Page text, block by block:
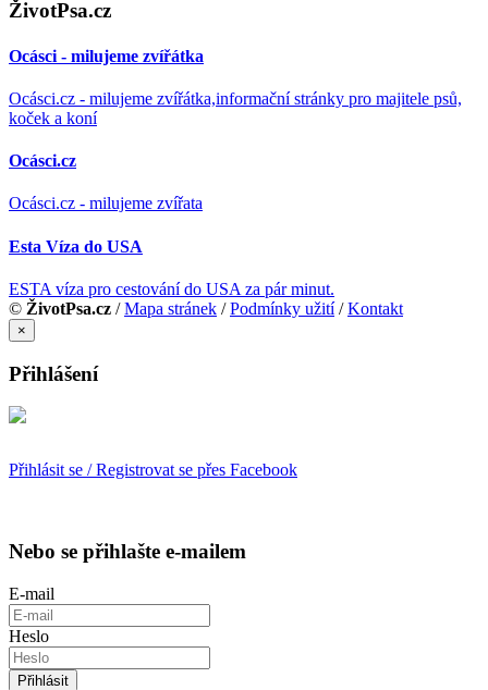
ŽivotPsa.cz
Ocásci - milujeme zvířátka
Ocásci.cz - milujeme zvířátka,informační stránky pro majitele psů,
koček a koní
Ocásci.cz
Ocásci.cz - milujeme zvířata
Esta Víza do USA
ESTA víza pro cestování do USA za pár minut.
© ŽivotPsa.cz /Mapa stránek /Podmínky užití/Kontakt
×
Přihlášení
Přihlásit se / Registrovat se přes Facebook
Nebo se přihlašte e-mailem
E-mail
Heslo
Přihlásit